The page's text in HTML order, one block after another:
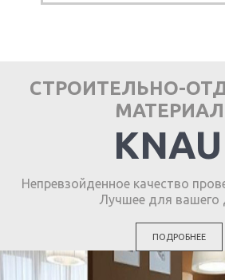
СТРОИТЕЛЬНО-
Непревзойденное качество
Лучшее для вашего
ПОДРОБНЕЕ